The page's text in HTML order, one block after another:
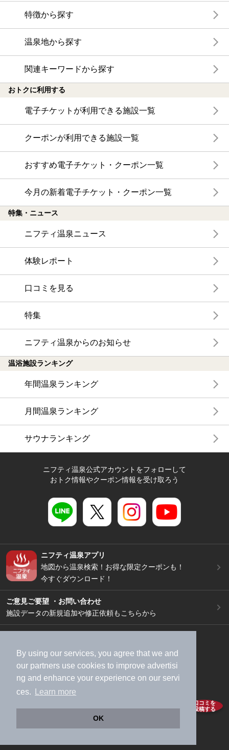
By using our services, you agree that we and
our partners use cookies to improve advertisi
ng and enhance your experience on our servi
ces.
Learn more
OK
口コミを
投稿する
翌朝も、ぬる湯を堪能。温泉の２つの浴槽は、なんと館主親
子二代の手作りなのだとか。
グ・揚げ出し豆腐と安定のメニュー。ご飯と具沢山の味噌
汁、香の物でお腹いっぱいに。デザートに、手作りのベリー
ムースゼリーと湧水コーヒーも付きました。
広間の前のガラス張りの廊下の池に、50年生きてるチョウザ
メがいるんですよと、若女将が教えてくれました。
ラドン含有量: 3.81X10ｰ10(Ci/kg)
主な成分: ﾘﾁｳﾑｲｵﾝ0.2mg、ﾅﾄﾘｳﾑｲｵﾝ60.7mg、ｱﾝﾓﾆｳﾑｲｵﾝ1.3m
ｶﾞﾝｲｵﾝ0.1mg、ﾌｯ素ｲｵﾝ0.3mg、塩素ｲｵﾝ6.4mg、炭酸水素ｲｵﾝ13
二酸化炭素4.4mg、成分総計0.3805g
特徴から探す
温泉地から探す
関連キーワードから探す
おトクに利用する
電子チケットが利用できる施設一覧
クーポンが利用できる施設一覧
おすすめ電子チケット・クーポン一覧
今月の新着電子チケット・クーポン一覧
特集・ニュース
ニフティ温泉ニュース
体験レポート
口コミを見る
特集
ニフティ温泉からのお知らせ
温浴施設ランキング
年間温泉ランキング
月間温泉ランキング
サウナランキング
ニフティ温泉公式アカウントをフォローして
おトク情報やクーポン情報を受け取ろう
ニフティ温泉アプリ
地図から温泉検索！お得な限定クーポンも！
今すぐダウンロード！
ご意見ご要望 ・お問い合わせ
施設データの新規追加や修正依頼もこちらから
加盟店募集（資料請求）
広告出稿のご案内
利用規約
ライフスタイルMEMBERS+規約
特定商取引法に基づく表記
ヘルプ
採用情報
運営会社